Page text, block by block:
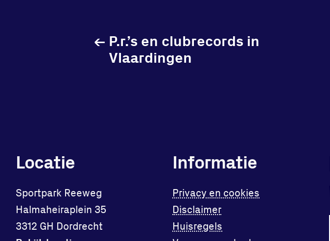
P.r.’s en clubrecords in
Vlaardingen
←
Locatie
Sportpark Reeweg
Halmaheiraplein 35
3312 GH Dordrecht
Informatie
Privacy en cookies
Disclaimer
Huisregels